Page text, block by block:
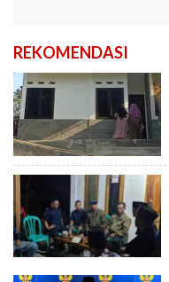
REKOMENDASI